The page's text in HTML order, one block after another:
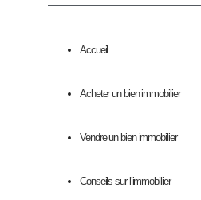
Accueil
Acheter un bien immobilier
Vendre un bien immobilier
Conseils sur l’immobilier